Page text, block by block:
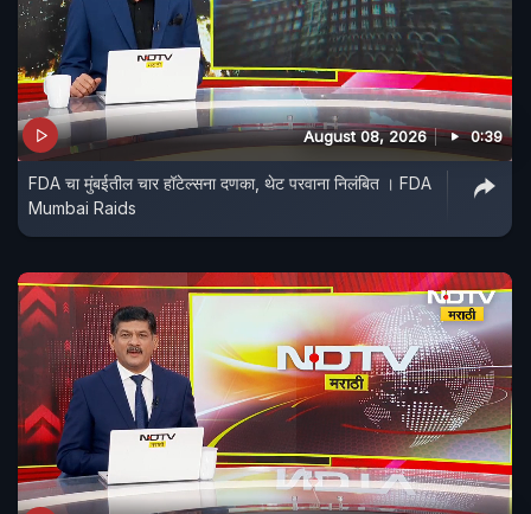
August 08, 2026 0:39
FDA चा मुंबईतील चार हॉटेल्सना दणका, थेट परवाना निलंबित । FDA
Mumbai Raids